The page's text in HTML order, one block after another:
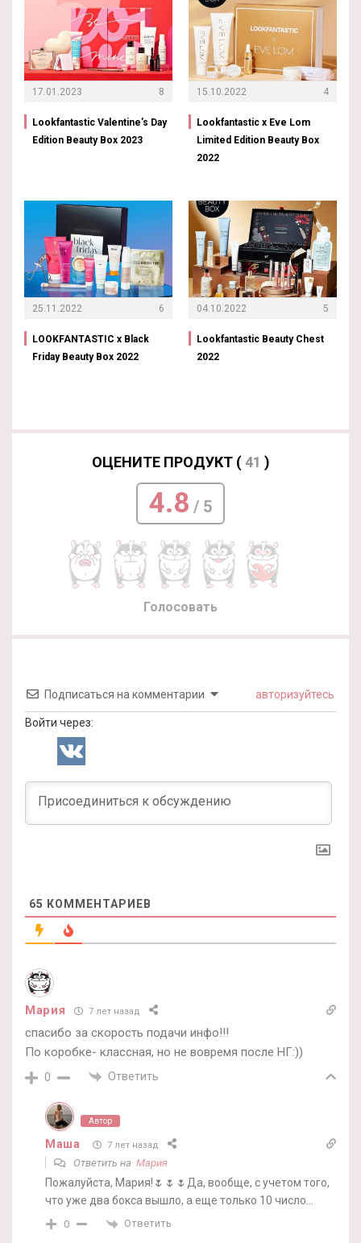
17.01.2023 8
Lookfantastic Valentine’s Day
Edition Beauty Box 2023
25.11.2022 6
LOOKFANTASTIC x Black
Friday Beauty Box 2022
15.10.2022 4
Lookfantastic x Eve Lom
Limited Edition Beauty Box
2022
04.10.2022 5
Lookfantastic Beauty Chest
2022
ОЦЕНИТЕ ПРОДУКТ (41 )
4.8 / 5
Голосовать
Подписаться на комментарии авторизуйтесь
Войти через:
65 КОММЕНТАРИЕВ
Мария 7 лет назад
спасибо за скорость подачи инфо!!!
По коробке- классная, но не вовремя после НГ:))
0 Ответить
Автор
Маша 7 лет назад
Ответить на Мария
Пожалуйста, Мария!🌷🌷🌷Да, вообще, с учетом того,
что уже два бокса вышло, а еще только 10 число…
0 Ответить